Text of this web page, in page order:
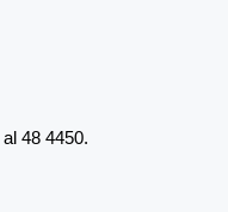
48 4450.